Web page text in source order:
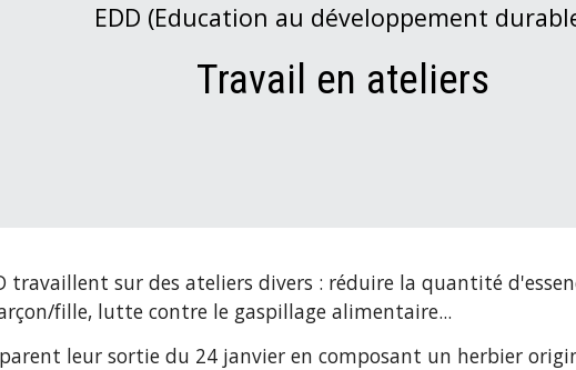
EDD (Education au développement
Travail en ateliers
travaillent sur des ateliers divers : réduire la quantité
fille, lutte contre le gaspillage alimentaire...
leur sortie du 24 janvier en composant un herbier